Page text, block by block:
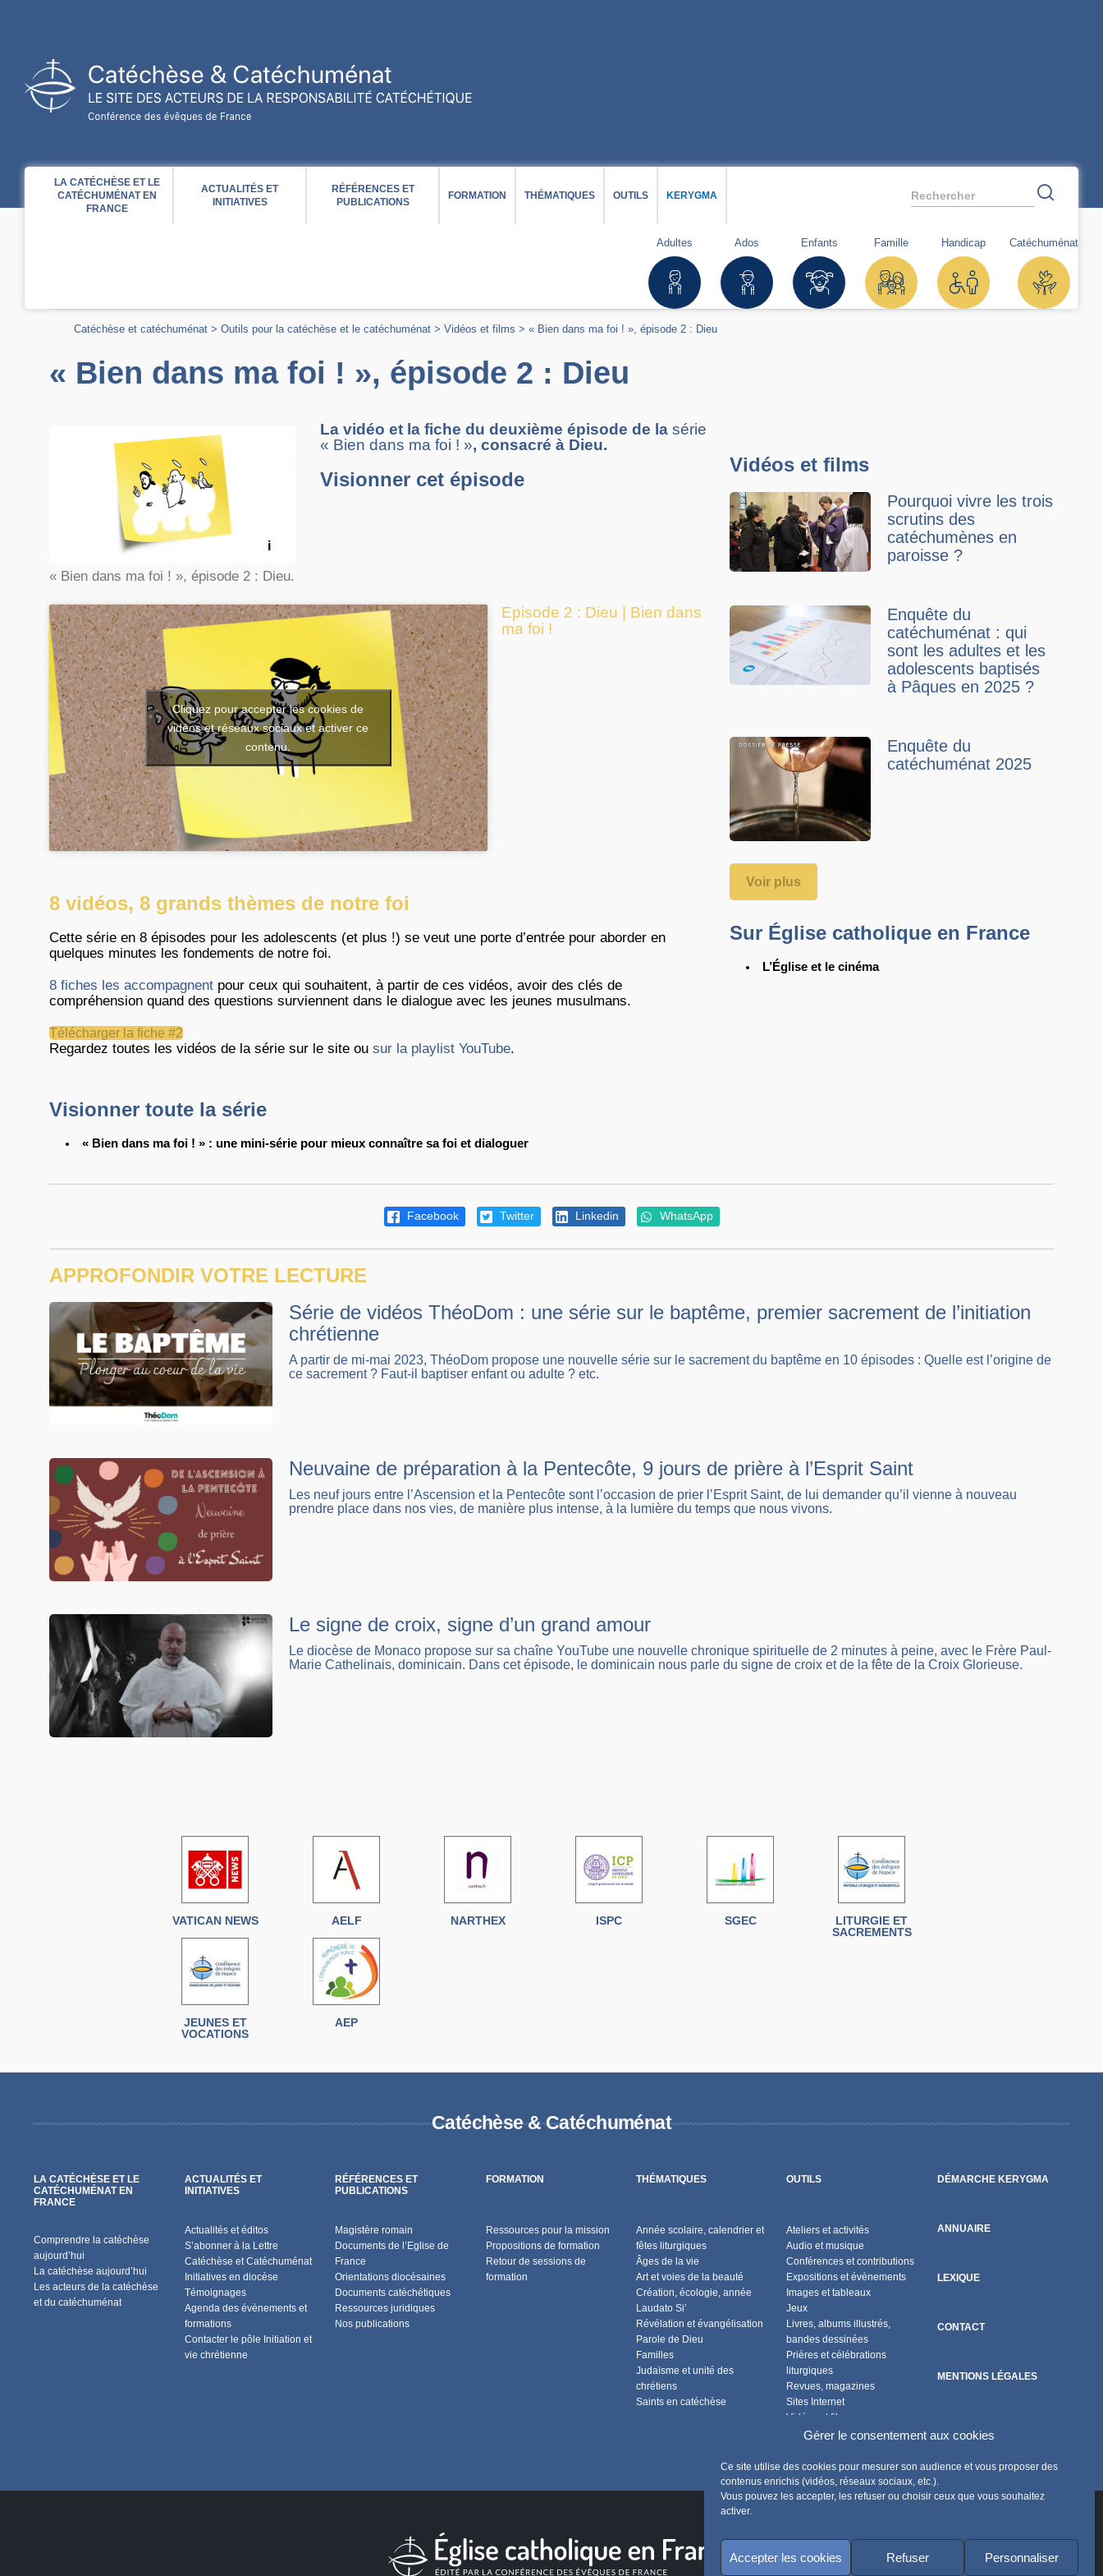
Gérer le consentement aux cookies
Ce site utilise des cookies pour mesurer son audience et vous proposer des
contenus enrichis (vidéos, réseaux sociaux, etc.).
Vous pouvez les accepter, les refuser ou choisir ceux que vous souhaitez
activer.
Accepter les cookies Refuser Personnaliser
Rechercher
LA CATÉCHÈSE ET LE
CATÉCHUMÉNAT EN
FRANCE
ACTUALITÉS ET
INITIATIVES
RÉFÉRENCES ET
PUBLICATIONS
FORMATION THÉMATIQUES OUTILS KERYGMA
Adultes Ados Enfants Famille Handicap Catéchuménat
Catéchèse et catéchuménat > Outils pour la catéchèse et le catéchuménat > Vidéos et films > « Bien dans ma foi ! », épisode 2 : Dieu
« Bien dans ma foi ! », épisode 2 : Dieu
i
« Bien dans ma foi ! », épisode 2 : Dieu.
La vidéo et la fiche du deuxième épisode de la série
« Bien dans ma foi ! », consacré à Dieu.
Visionner cet épisode
Cliquez pour accepter les cookies de
vidéos et réseaux sociaux et activer ce
contenu.
Episode 2 : Dieu | Bien dans
ma foi !
8 vidéos, 8 grands thèmes de notre foi
Cette série en 8 épisodes pour les adolescents (et plus !) se veut une porte d’entrée pour aborder en
quelques minutes les fondements de notre foi.
8 fiches les accompagnent pour ceux qui souhaitent, à partir de ces vidéos, avoir des clés de
compréhension quand des questions surviennent dans le dialogue avec les jeunes musulmans.
Télécharger la fiche #2
Regardez toutes les vidéos de la série sur le site ou sur la playlist YouTube.
Visionner toute la série
« Bien dans ma foi ! » : une mini-série pour mieux connaître sa foi et dialoguer
Vidéos et films
Pourquoi vivre les trois
scrutins des
catéchumènes en
paroisse ?
Enquête du
catéchuménat : qui
sont les adultes et les
adolescents baptisés
à Pâques en 2025 ?
Enquête du
catéchuménat 2025
Voir plus
Sur Église catholique en France
L’Église et le cinéma
Facebook Twitter Linkedin WhatsApp
APPROFONDIR VOTRE LECTURE
Série de vidéos ThéoDom : une série sur le baptême, premier sacrement de l’initiation
chrétienne
A partir de mi-mai 2023, ThéoDom propose une nouvelle série sur le sacrement du baptême en 10 épisodes : Quelle est l’origine de
ce sacrement ? Faut-il baptiser enfant ou adulte ? etc.
Neuvaine de préparation à la Pentecôte, 9 jours de prière à l’Esprit Saint
Les neuf jours entre l’Ascension et la Pentecôte sont l’occasion de prier l’Esprit Saint, de lui demander qu’il vienne à nouveau
prendre place dans nos vies, de manière plus intense, à la lumière du temps que nous vivons.
Le signe de croix, signe d’un grand amour
Le diocèse de Monaco propose sur sa chaîne YouTube une nouvelle chronique spirituelle de 2 minutes à peine, avec le Frère Paul-
Marie Cathelinais, dominicain. Dans cet épisode, le dominicain nous parle du signe de croix et de la fête de la Croix Glorieuse.
VATICAN NEWS AELF NARTHEX ISPC SGEC
LITURGIE ET
SACREMENTS
JEUNES ET
VOCATIONS
AEP
Catéchèse & Catéchuménat
LA CATÉCHÈSE ET LE
CATÉCHUMÉNAT EN
FRANCE
Comprendre la catéchèse
aujourd’hui
La catéchèse aujourd’hui
Les acteurs de la catéchèse
et du catéchuménat
ACTUALITÉS ET
INITIATIVES
Actualités et éditos
S’abonner à la Lettre
Catéchèse et Catéchuménat
Initiatives en diocèse
Témoignages
Agenda des évènements et
formations
Contacter le pôle Initiation et
vie chrétienne
RÉFÉRENCES ET
PUBLICATIONS
Magistère romain
Documents de l’Eglise de
France
Orientations diocésaines
Documents catéchétiques
Ressources juridiques
Nos publications
FORMATION
Ressources pour la mission
Propositions de formation
Retour de sessions de
formation
THÉMATIQUES
Année scolaire, calendrier et
fêtes liturgiques
Âges de la vie
Art et voies de la beauté
Création, écologie, année
Laudato Si’
Révélation et évangélisation
Parole de Dieu
Familles
Judaïsme et unité des
chrétiens
Saints en catéchèse
OUTILS
Ateliers et activités
Audio et musique
Conférences et contributions
Expositions et évènements
Images et tableaux
Jeux
Livres, albums illustrés,
bandes dessinées
Prières et célébrations
liturgiques
Revues, magazines
Sites Internet
Vidéos et films
Flux RSS
DÉMARCHE KERYGMA
ANNUAIRE
LEXIQUE
CONTACT
MENTIONS LÉGALES